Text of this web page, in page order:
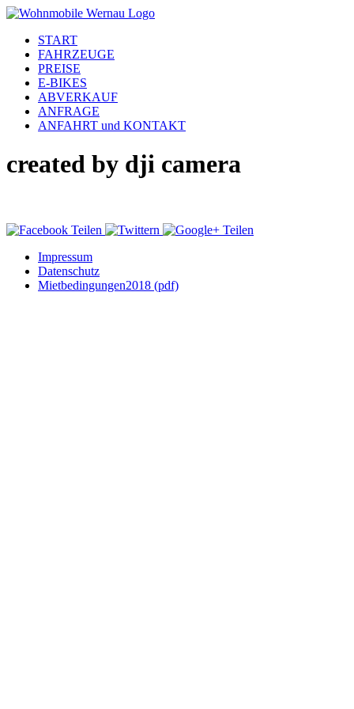
START
FAHRZEUGE
PREISE
E-BIKES
ABVERKAUF
ANFRAGE
ANFAHRT und KONTAKT
created by dji camera
Impressum
Datenschutz
Mietbedingungen2018 (pdf)